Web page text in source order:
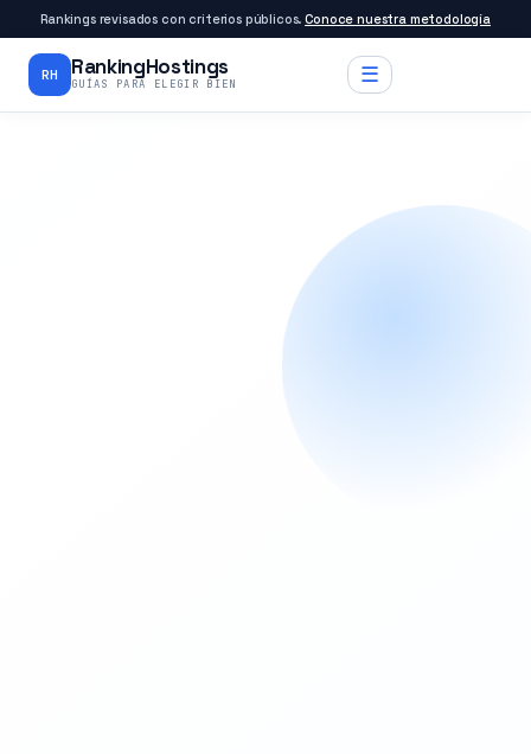
Rankings revisados con criterios públicos.Conoce nuestra metodología
RH RankingHostings
GUÍAS PARA ELEGIR BIEN ☰